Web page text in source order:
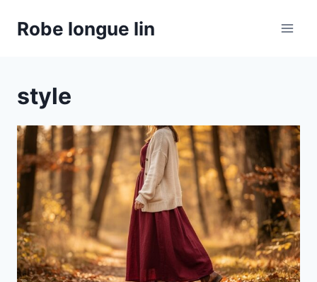
Robe longue lin
style